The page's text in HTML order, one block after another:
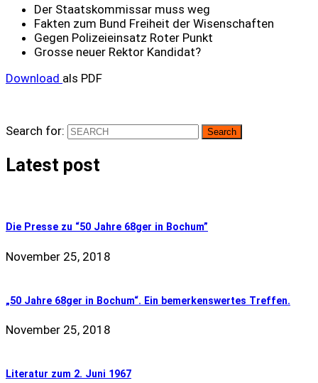
Der Staatskommissar muss weg
Fakten zum Bund Freiheit der Wisenschaften
Gegen Polizeieinsatz Roter Punkt
Grosse neuer Rektor Kandidat?
Download als PDF
Search for:
Latest post
Die Presse zu “50 Jahre 68ger in Bochum”
November 25, 2018
„50 Jahre 68ger in Bochum“. Ein bemerkenswertes Treffen.
November 25, 2018
Literatur zum 2. Juni 1967